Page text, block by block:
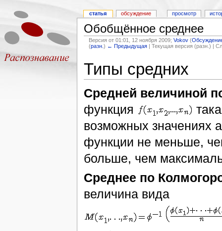
Обобщённое среднее
Версия от 01:01, 12 ноября 2009;Vokov (
(разн.) ← Предыдущая | Текущая версия (разн.) |
Типы средних
Средней величиной
функция
возможных значениях
функции не меньше,
больше, чем
Среднее по
величина вида
статья обсуждение просмотр